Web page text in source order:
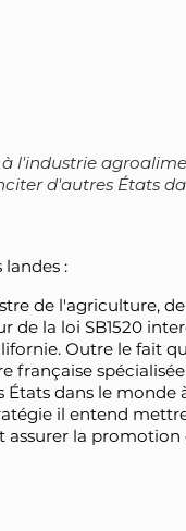
l'industrie
d'autres États
:
de l'agriculture, de
de la loi SB1520
Outre le fait
française
dans le monde
il entend
la promotion